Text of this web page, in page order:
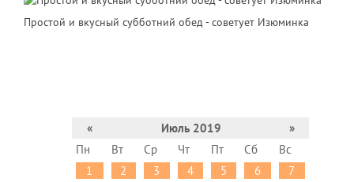
Простой и вкусный субботний обед - советует Изюминка
« Июль 2019
»
Пн
Вт Ср Чт Пт Сб
Вс
1
2 3 4 5 6 7